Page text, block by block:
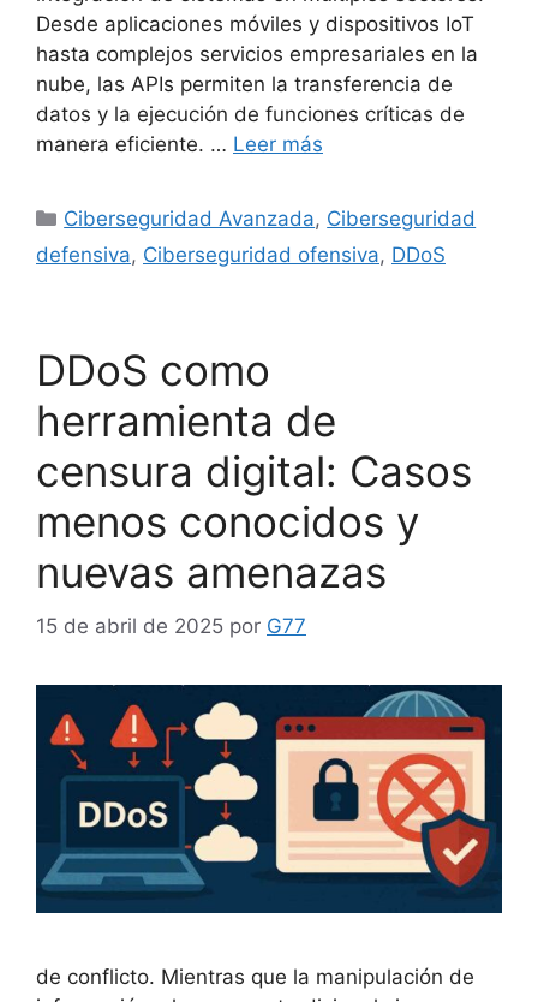
Desde aplicaciones móviles y dispositivos IoT
hasta complejos servicios empresariales en la
nube, las APIs permiten la transferencia de
datos y la ejecución de funciones críticas de
manera eficiente. … Leer más
Categorías
Ciberseguridad Avanzada, Ciberseguridad
defensiva, Ciberseguridad ofensiva, DDoS
DDoS como
herramienta de
censura digital: Casos
menos conocidos y
nuevas amenazas
15 de abril de 2025 por G77
de conflicto. Mientras que la manipulación de